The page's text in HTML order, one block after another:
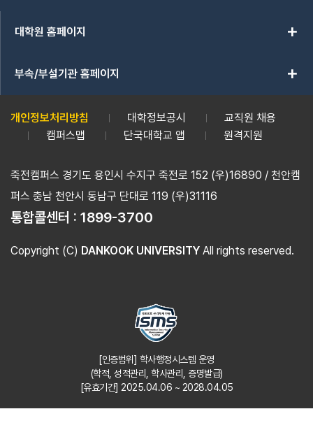
대학원 홈페이지 add
부속/부설기관 홈페이지 add
개인정보처리방침 대학정보공시
교직원 채용
캠퍼스맵
단국대학교 앱 원격지원
죽전캠퍼스 경기도 용인시 수지구 죽전로 152 (우)16890 / 천안캠
퍼스 충남 천안시 동남구 단대로 119 (우)31116
통합콜센터 : 1899-3700
Copyright (C) DANKOOK UNIVERSITY All rights reserved.
[인증범위] 학사행정시스템 운영
(학적, 성적관리, 학사관리, 증명발급)
[유효기간] 2025.04.06 ~ 2028.04.05